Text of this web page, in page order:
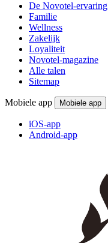
De Novotel-ervaring
Familie
Wellness
Zakelijk
Loyaliteit
Novotel-magazine
Alle talen
Sitemap
Mobiele app Mobiele app
iOS-app
Android-app